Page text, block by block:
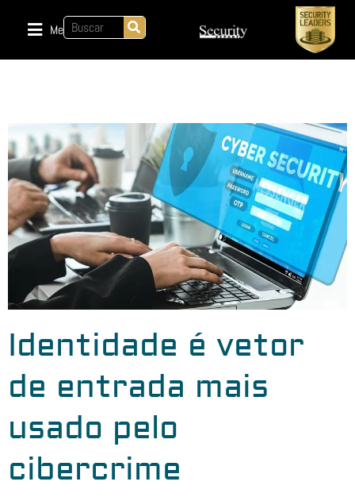
Menu
Identidade é vetor
de entrada mais
usado pelo
cibercrime